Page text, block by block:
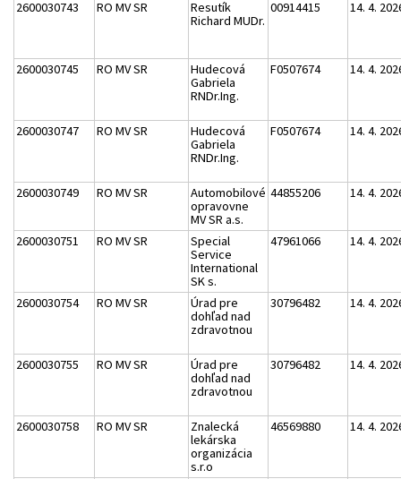
2600030743 RO MV SR
Resutík
Richard MUDr.
00914415 14. 4.
2600030745 RO MV SR
Hudecová
Gabriela
RNDr.Ing.
F0507674 14. 4.
2600030747 RO MV SR
Hudecová
Gabriela
RNDr.Ing.
F0507674 14. 4.
2600030749 RO MV SR
Automobilové
opravovne
MV SR a.s.
44855206 14. 4.
2600030751 RO MV SR
Special
Service
International
SK s.
47961066 14. 4.
2600030754 RO MV SR
Úrad pre
dohľad nad
zdravotnou
30796482 14. 4.
2600030755 RO MV SR
Úrad pre
dohľad nad
zdravotnou
30796482 14. 4.
2600030758 RO MV SR
Znalecká
lekárska
organizácia
s.r.o
46569880 14. 4.